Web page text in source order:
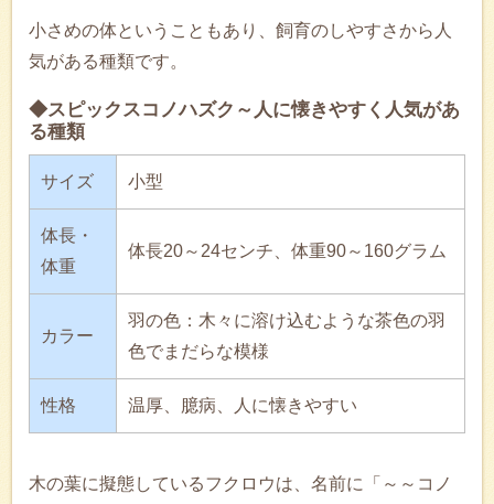
小さめの体ということもあり、飼育のしやすさから人
気がある種類です。
◆スピックスコノハズク～人に懐きやすく人気があ
る種類
サイズ 小型
体長・
体重
体長20～24センチ、体重90～160グラム
カラー
羽の色：木々に溶け込むような茶色の羽
色でまだらな模様
性格 温厚、臆病、人に懐きやすい
木の葉に擬態しているフクロウは、名前に「～～コノ